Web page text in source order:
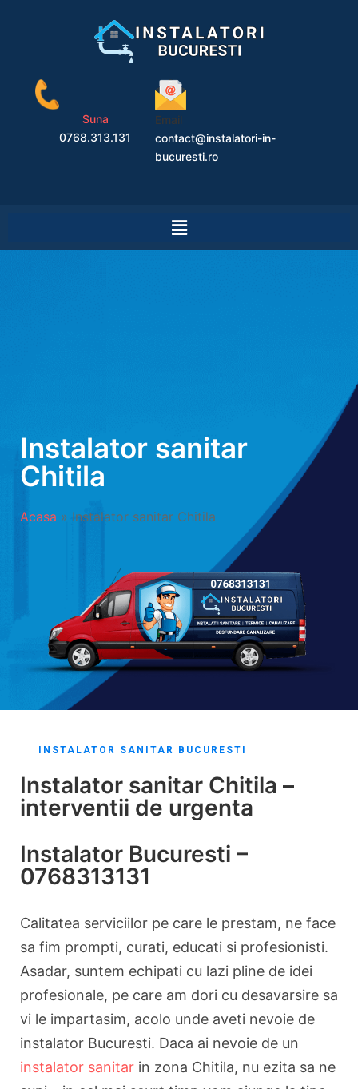
Suna
0768.313.131
Email
contact@instalatori-in-
bucuresti.ro
Instalator sanitar
Chitila
Acasa » Instalator sanitar Chitila
INSTALATOR SANITAR BUCURESTI
Instalator sanitar Chitila –
interventii de urgenta
Instalator Bucuresti –
0768313131
Calitatea serviciilor pe care le prestam, ne face
sa fim prompti, curati, educati si profesionisti.
Asadar, suntem echipati cu lazi pline de idei
profesionale, pe care am dori cu desavarsire sa
vi le impartasim, acolo unde aveti nevoie de
instalator Bucuresti. Daca ai nevoie de un
instalator sanitar in zona Chitila, nu ezita sa ne